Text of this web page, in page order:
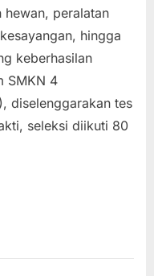
hewan, peralatan
hingga
keberhasilan
SMKN 4
diselenggarakan tes
seleksi diikuti 80